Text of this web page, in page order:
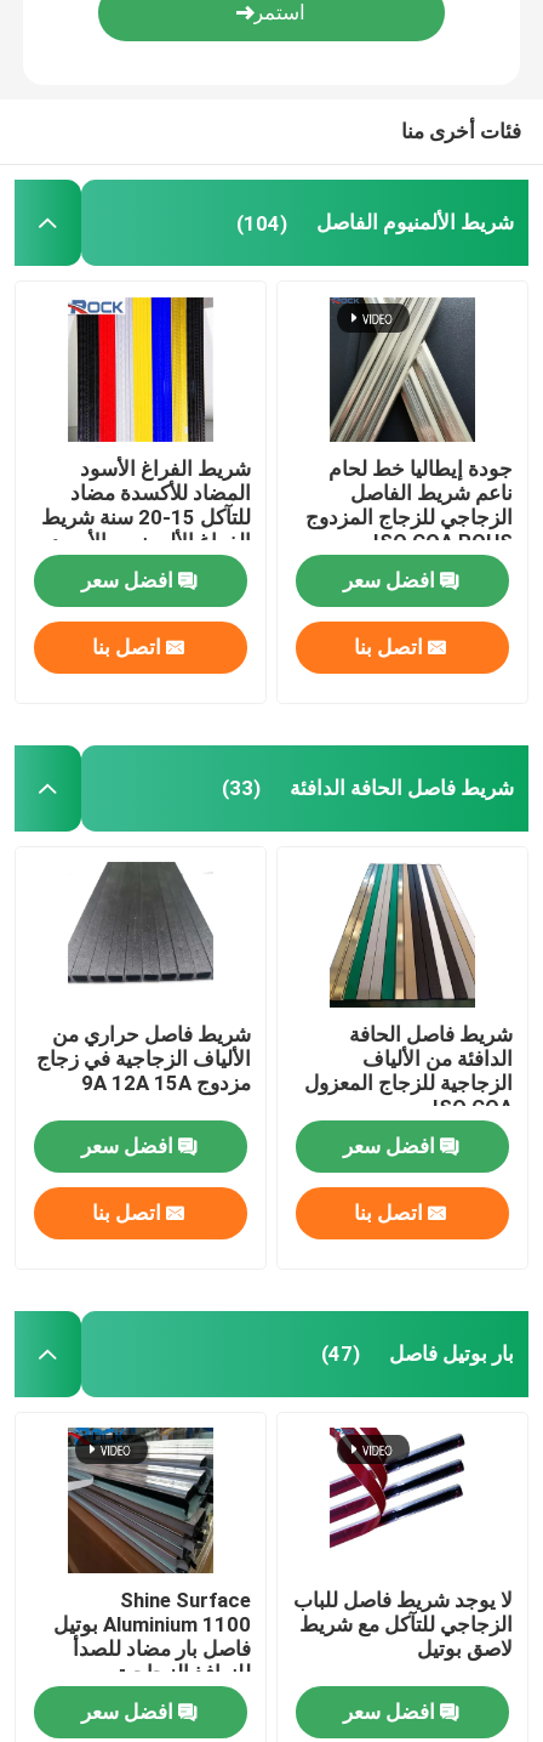
فئات أخرى منا
شريط الألمنيوم الفاصل (104)
جودة إيطاليا خط لحام
ناعم شريط الفاصل
الزجاجي للزجاج المزدوج
ISO COA ROHS
افضل سعر
اتصل بنا
شريط الفراغ الأسود
المضاد للأكسدة مضاد
للتآكل 15-20 سنة شريط
الفراغ الألومنيوم الأسود
لوحدات الزجاج المزدوج
افضل سعر
اتصل بنا
شريط فاصل الحافة الدافئة (33)
شريط فاصل الحافة
الدافئة من الألياف
الزجاجية للزجاج المعزول
ISO COA
افضل سعر
اتصل بنا
شريط فاصل حراري من
الألياف الزجاجية في زجاج
مزدوج 9A 12A 15A
افضل سعر
اتصل بنا
بار بوتيل فاصل (47)
لا يوجد شريط فاصل للباب
الزجاجي للتآكل مع شريط
لاصق بوتيل
افضل سعر
Shine Surface
Aluminium 1100 بوتيل
فاصل بار مضاد للصدأ
للنوافذ الزجاجية
افضل سعر